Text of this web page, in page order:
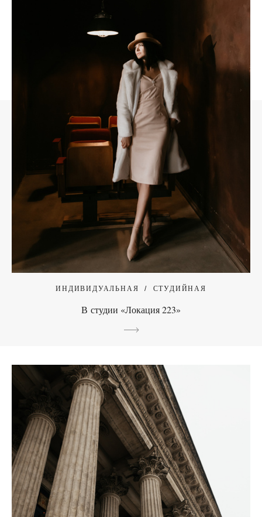
ИНДИВИДУАЛЬНАЯ СТУДИЙНАЯ
В студии «Локация 223»